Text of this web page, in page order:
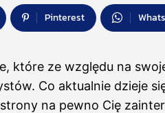
Pinterest
które ze względu na
Co aktualnie dzieje
na pewno Cię